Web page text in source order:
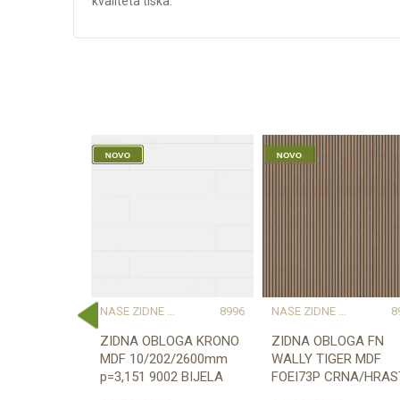
Vrsta materijala
NAŠE ZIDNE OBLOGE PROSTORU DAJU KARAKTER I TOPLINU 8996
ZIDNA OBLOGA KRONO
MDF 10/202/2600mm
p=3,151 9002 BIJELA
NAŠE ZIDNE OBLOGE PROSTORU DAJU KARAKTER I TOPLINU
ZIDNA OBLOGA FN
WALLY TIGER MDF
FOEI73P CRNA/